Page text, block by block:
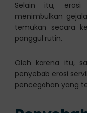
Selain itu, erosi
menimbulkan
temukan secara
panggul rutin.
Oleh karena itu,
penyebab erosi
pencegahan yang